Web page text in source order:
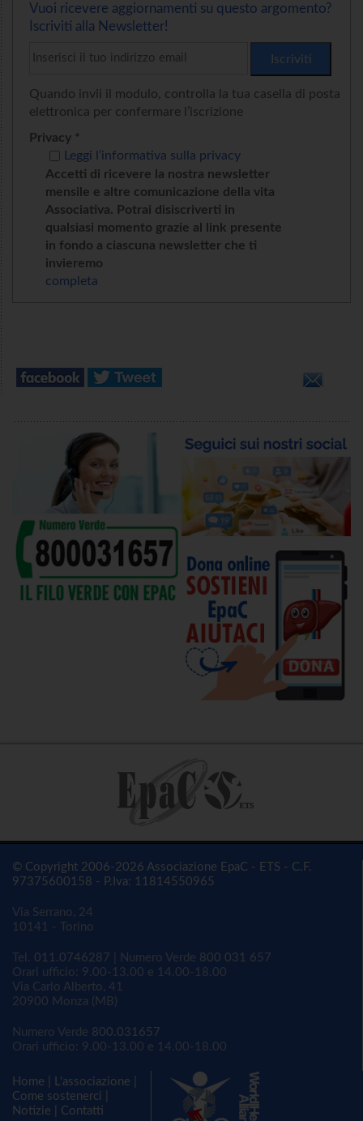
Vuoi ricevere aggiornamenti su questo argomento?
Iscriviti alla Newsletter!
Quando invii il modulo, controlla la tua casella di posta
elettronica per confermare l’iscrizione
Privacy *
Accetti di ricevere la nostra newsletter
mensile e altre comunicazione della vita
Associativa. Potrai disiscriverti in
qualsiasi momento grazie al link presente
in fondo a ciascuna newsletter che ti
invieremo
Leggi l’informativa sulla privacy
completa
© Copyright 2006-2026 Associazione EpaC - ETS - C.F.
97375600158 - P.Iva: 11814550965
Via Serrano, 24
10141 - Torino
Tel. 011.0746287 | Numero Verde 800 031 657
Orari ufficio: 9.00-13.00 e 14.00-18.00
Via Carlo Alberto, 41
20900 Monza (MB)
Numero Verde 800.031657
Orari ufficio: 9.00-13.00 e 14.00-18.00
Home L'associazione
Come sostenerci
Notizie
Contatti